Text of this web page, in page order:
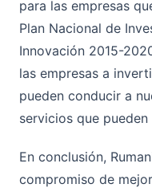
para las empresas
Plan Nacional de
Innovación 2015-
las empresas a
pueden conducir a
servicios que
En conclusión,
compromiso de